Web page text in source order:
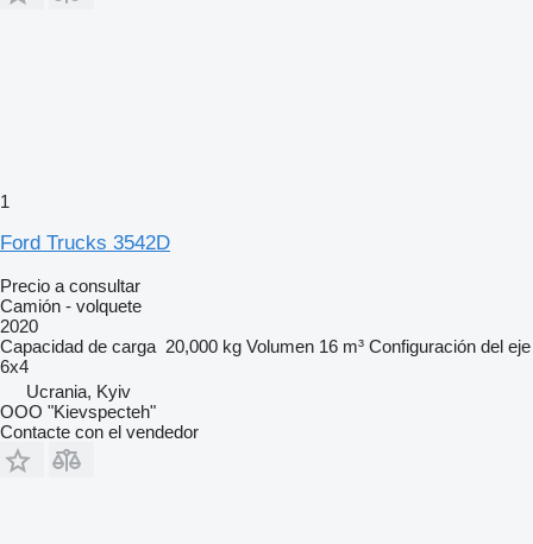
1
Ford Trucks 3542D
Precio a consultar
Camión - volquete
2020
Capacidad de carga 20,000 kg Volumen 16 m³ Configuración del eje
6x4
Ucrania, Kyiv
OOO "Kievspecteh"
Contacte con el vendedor